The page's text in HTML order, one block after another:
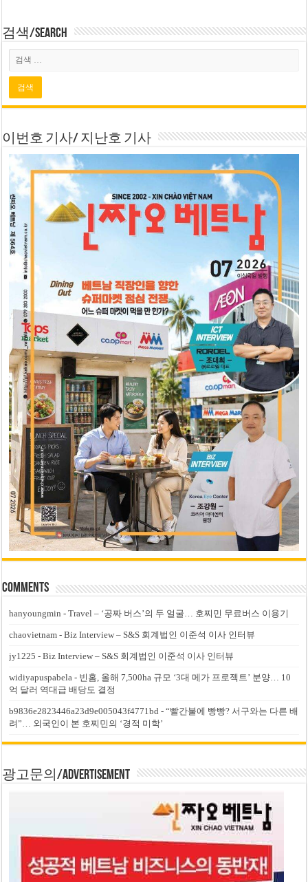
검색/Search
이번호 기사/ 지난호 기사
Comments
hanyoungmin -Travel – ‘공짜 버스’의 두 얼굴… 호찌민 무료버스 이용기
chaovietnam -Biz Interview – S&S 회계법인 이준석 이사 인터뷰
jy1225 -Biz Interview – S&S 회계법인 이준석 이사 인터뷰
widiyapuspabela - 빈홈, 올해 7,500ha 규모 ‘3대 메가 프로젝트’ 분양… 10
억 달러 역대급 배당도 결정
b9836e2823446a23d9e005043f4771bd -“빨간불에 빵빵? 서구와는 다른 배
려”… 외국인이 본 호찌민의 ‘경적 미학’
광고문의/Advertisement